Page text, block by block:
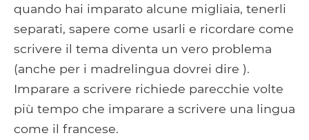
quando hai imparato alcune migliaia, tenerli
separati, sapere come usarli e ricordare come
scrivere il tema diventa un vero problema
(anche per i madrelingua dovrei dire ).
Imparare a scrivere richiede parecchie volte
più tempo che imparare a scrivere una lingua
come il francese.